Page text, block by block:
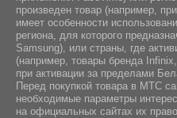
произведен товар (например,
имеет особенности
региона, для которого
Samsung), или страны, где
(например, товары бренда
при активации за пределами
Перед покупкой товара в МТС
необходимые параметры
на официальных сайтах их